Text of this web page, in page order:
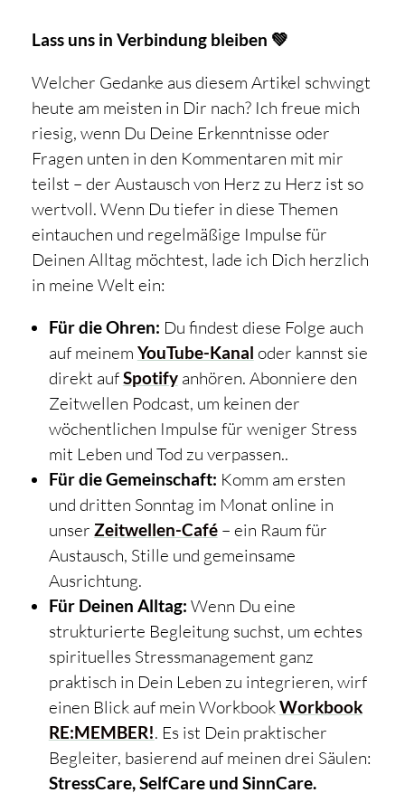
Lass uns in Verbindung bleiben 💚
Welcher Gedanke aus diesem Artikel schwingt
heute am meisten in Dir nach? Ich freue mich
riesig, wenn Du Deine Erkenntnisse oder
Fragen unten in den Kommentaren mit mir
teilst – der Austausch von Herz zu Herz ist so
wertvoll. Wenn Du tiefer in diese Themen
eintauchen und regelmäßige Impulse für
Deinen Alltag möchtest, lade ich Dich herzlich
in meine Welt ein:
Für die Ohren: Du findest diese Folge auch
auf meinem YouTube-Kanal oder kannst sie
direkt aufSpotifyanhören. Abonniere den
Zeitwellen Podcast, um keinen der
wöchentlichen Impulse für weniger Stress
mit Leben und Tod zu verpassen..
Für die Gemeinschaft: Komm am ersten
und dritten Sonntag im Monat online in
unser Zeitwellen-Café– ein Raum für
Austausch, Stille und gemeinsame
Ausrichtung.
Für Deinen Alltag: Wenn Du eine
strukturierte Begleitung suchst, um echtes
spirituelles Stressmanagement ganz
praktisch in Dein Leben zu integrieren, wirf
einen Blick auf mein WorkbookWorkbook
RE:MEMBER!. Es ist Dein praktischer
Begleiter, basierend auf meinen drei Säulen:
StressCare, SelfCare und SinnCare.